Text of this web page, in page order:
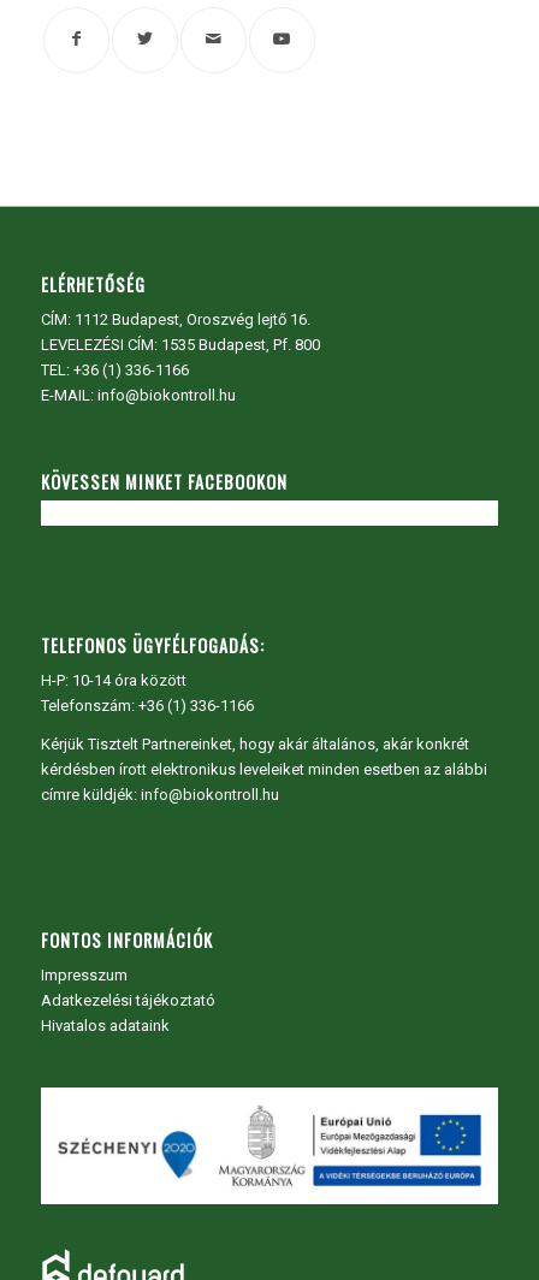
ELÉRHETŐSÉG
CÍM: 1112 Budapest, Oroszvég lejtő 16.
LEVELEZÉSI CÍM: 1535 Budapest, Pf. 800
TEL: +36 (1) 336-1166
E-MAIL: info@biokontroll.hu
KÖVESSEN MINKET FACEBOOKON
TELEFONOS ÜGYFÉLFOGADÁS:
H-P: 10-14 óra között
Telefonszám: +36 (1) 336-1166
Kérjük Tisztelt Partnereinket, hogy akár általános, akár konkrét
kérdésben írott elektronikus leveleiket minden esetben az alábbi
címre küldjék: info@biokontroll.hu
FONTOS INFORMÁCIÓK
Impresszum
Adatkezelési tájékoztató
Hivatalos adataink